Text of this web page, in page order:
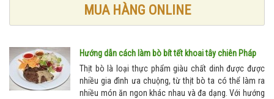
MUA HÀNG ONLINE
Hướng dẫn cách làm bò bít tết khoai tây chiên Pháp
Thịt bò là loại thực phẩm giàu chất dinh được được
nhiều gia đình ưa chuộng, từ thịt bò ta có thể làm ra
nhiều món ăn ngon khác nhau và đa dạng. Với hướng